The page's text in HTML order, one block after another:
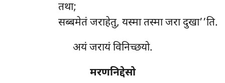
तथा;
सब्बमेतं जराहेतु, यस्मा तस्मा जरा दुखा’’ति.
अयं जरायं विनिच्छयो.
मरणनिद्देसो